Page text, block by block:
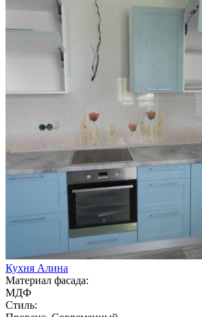
Кухня Алина
Материал фасада:
МДФ
Стиль: